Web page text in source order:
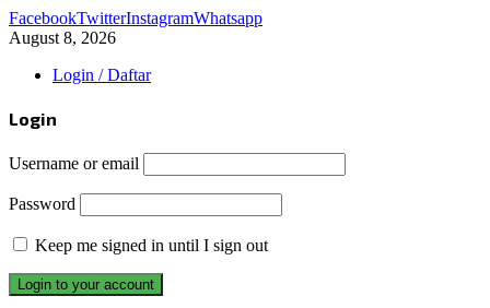
FacebookTwitterInstagramWhatsapp
August 8, 2026
Login / Daftar
Login
Username or email
Password
Keep me signed in until I sign out